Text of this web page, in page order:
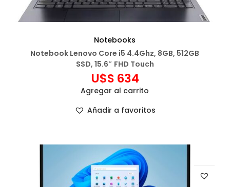
Notebooks
Notebook Lenovo Core i5 4.4Ghz, 8GB, 512GB
SSD, 15.6″ FHD Touch
U$S 634
Agregar al carrito
Añadir a favoritos